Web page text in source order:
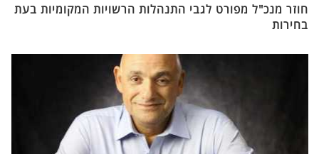
חוזר מנכ"ל מפורט לגבי התנהלות הרשויות המקומיות בעת
בחירות